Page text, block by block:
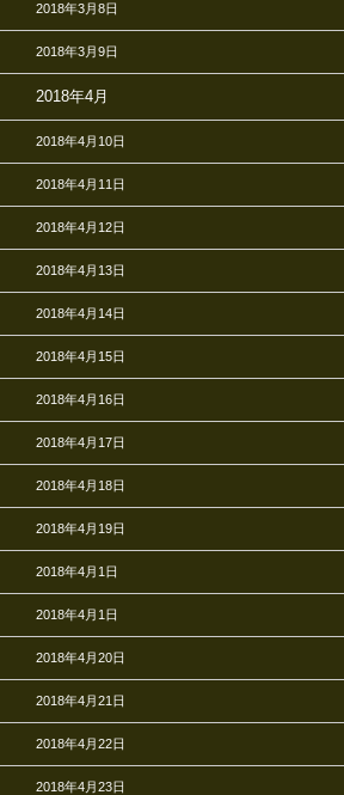
2018年3月8日
2018年3月9日
2018年4月
2018年4月10日
2018年4月11日
2018年4月12日
2018年4月13日
2018年4月14日
2018年4月15日
2018年4月16日
2018年4月17日
2018年4月18日
2018年4月19日
2018年4月1日
2018年4月1日
2018年4月20日
2018年4月21日
2018年4月22日
2018年4月23日